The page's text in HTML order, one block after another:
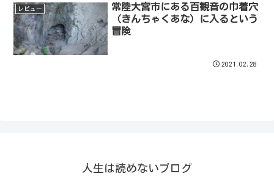
レビュー
常陸大宮市にある百観音の巾着穴
（きんちゃくあな）に入るという
冒険
2021.02.28
人生は読めないブログ